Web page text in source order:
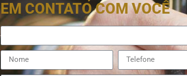
EM CONTATO COM VOCÊ